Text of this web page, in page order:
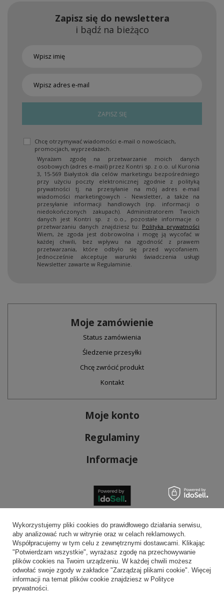
Zapisz się do newslettera
i bądź na bieżąco
ZAPISZ SIĘ
Chcę otrzymywać wiadomości e-mail o nowościach,
promocjach, wyprzedażach.
Wyrażam zgodę na przetwarzanie moich danych
osobowych (adres e-mail) przez Kontri sp. z o.o. ul Kuronia
3, 15-569 Białystok dla celów marketingu bezpośredniego
przy użyciu poczty elektronicznej zgodnie z polityką
prywatności tj. na przesyłanie na mój adres e-mail
wiadomości marketingowych - Newsletter, a także na
przesyłanie informacji handlowych (np. informacji o
niedokończonych zakupach). Administratorem Twoich
danych jest Kontri sp. z o.o., pozostałe informacje o
przetwarzaniu danych znajdziesz tu: Polityka prywatności
Wiem, że zgoda jest dobrowolna i mogę ją wycofać w
każdej chwili, bez wpływu na zgodność z prawem
przetwarzania, które odbyło się przed wycofaniem.
Jednocześnie akceptuje warunki świadczenia usługi
Newsletter zawarte w Regulaminie.
Moje zamówienie
Status zamówienia
Śledzenie przesyłki
Chcę zwrócić produkt
Kontakt
Moje konto
Regulaminy
Informacje
Bezpieczne płatności
Wygodna dostawa
Wykorzystujemy pliki cookies do prawidłowego działania serwisu,
aby analizować ruch w witrynie oraz w celach reklamowych.
Współpracujemy w tym celu z zewnętrznymi dostawcami. Klikając
"Potwierdzam wszystkie", wyrażasz zgodę na przechowywanie
plików cookies na Twoim urządzeniu. W każdej chwili możesz
odwołać swoje zgody w zakładce "Zarządzaj plikami cookie". Więcej
informacji na temat plików cookie znajdziesz w Polityce
prywatności.